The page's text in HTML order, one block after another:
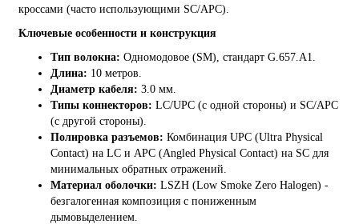
кроссами (часто использующими SC/APC).
Ключевые особенности и конструкция
Тип волокна: Одномодовое (SM), стандарт G.657.A1.
Длина: 10 метров.
Диаметр кабеля: 3.0 мм.
Типы коннекторов: LC/UPC (с одной стороны) и SC/APC
(с другой стороны).
Полировка разъемов: Комбинация UPC (Ultra Physical
Contact) на LC и APC (Angled Physical Contact) на SC для
минимальных обратных отражений.
Материал оболочки: LSZH (Low Smoke Zero Halogen) -
безгалогенная композиция с пониженным
дымовыделением.